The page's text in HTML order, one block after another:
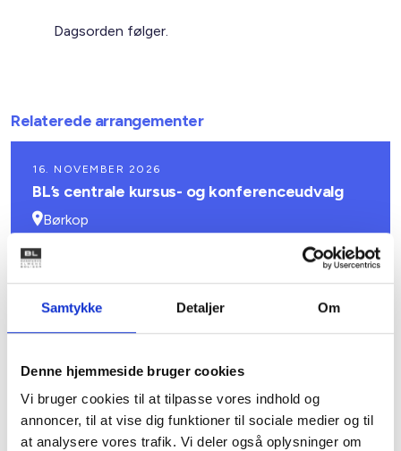
Samtykke Detaljer Om
Denne hjemmeside bruger cookies
Vi bruger cookies til at tilpasse vores indhold og
annoncer, til at vise dig funktioner til sociale medier og til
at analysere vores trafik. Vi deler også oplysninger om
Dagsorden følger.
Relaterede arrangementer
16. NOVEMBER 2026
BL’s centrale kursus- og konferenceudvalg
Børkop